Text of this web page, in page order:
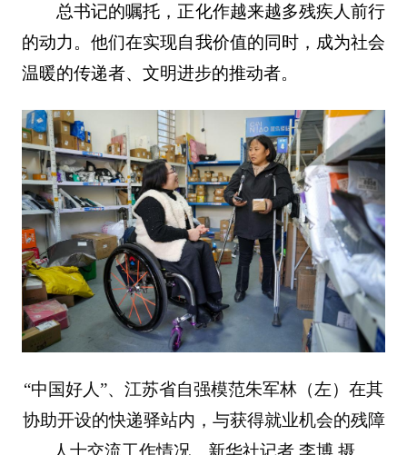
总书记的嘱托，正化作越来越多残疾人前行
的动力。他们在实现自我价值的同时，成为社会
温暖的传递者、文明进步的推动者。
“中国好人”、江苏省自强模范朱军林（左）在其
协助开设的快递驿站内，与获得就业机会的残障
人士交流工作情况。新华社记者 李博 摄